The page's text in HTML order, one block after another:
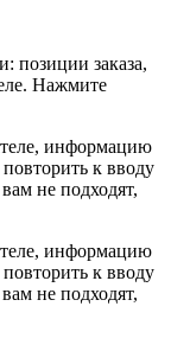
позиции заказа,
Нажмите
информацию
к вводу
не подходят,
информацию
к вводу
не подходят,